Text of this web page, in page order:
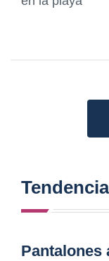
Pantalones